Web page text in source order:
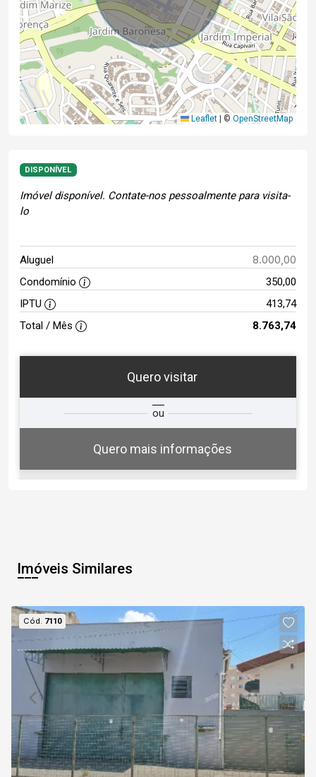
Leaflet © OpenStreetMap
DISPONÍVEL
Imóvel disponível. Contate-nos pessoalmente para visita-
lo
Aluguel 8.000,00
Condomínio
350,00
IPTU
413,74
Total / Mês
8.763,74
Quero visitar
ou
Quero mais informações
Qual o melhor dia e horário para
você?
08
09
Aug/Sun
10
Aug/Mon
11:00
11:30
12:00
Continuar
Imóveis Similares
Cód. 7110